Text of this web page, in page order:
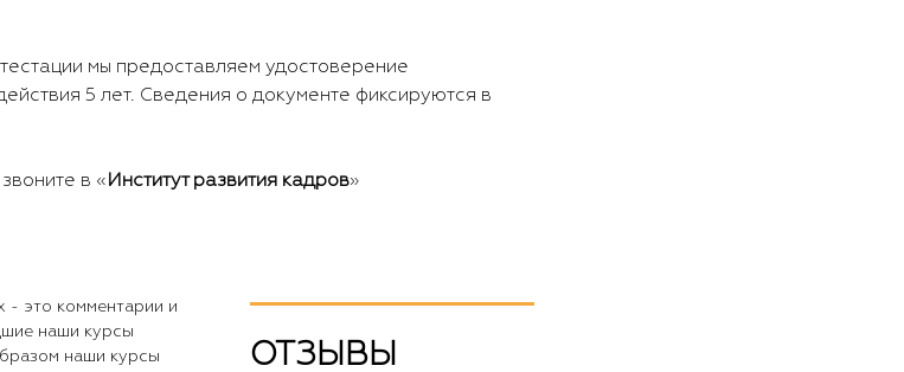
мы предоставляем удостоверение
5 лет. Сведения о документе фиксируются в
в « Институт развития кадров»
ОТЗЫВЫ
- это комментарии и
наши курсы
наши курсы